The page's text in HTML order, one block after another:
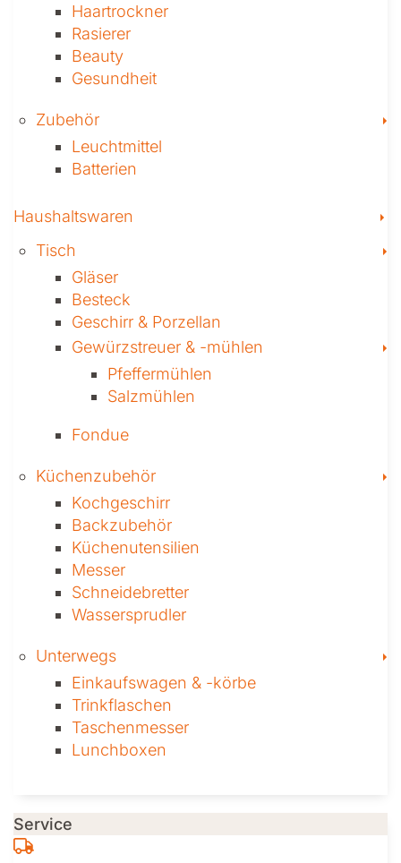
Haartrockner
Rasierer
Beauty
Gesundheit
Zubehör
Leuchtmittel
Batterien
Haushaltswaren
Tisch
Gläser
Besteck
Geschirr & Porzellan
Gewürzstreuer­ & -mühlen
Pfeffermühlen
Salzmühlen
Fondue
Küchenzubehör
Kochgeschirr
Backzubehör
Küchenutensilien
Messer
Schneidebretter
Wassersprudler
Unterwegs
Einkaufswagen & ­-körbe
Trinkflaschen
Taschen­messer
Lunchboxen
Service